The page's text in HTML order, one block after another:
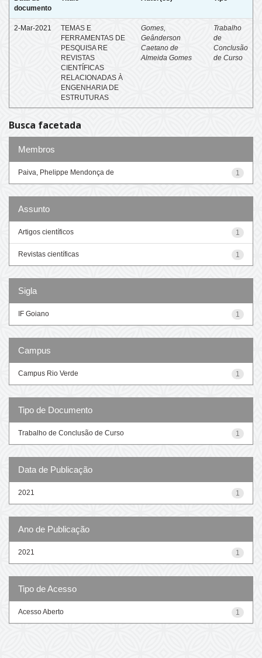
documento
2-Mar-2021
TEMAS E
FERRAMENTAS DE
PESQUISA RE
REVISTAS
CIENTÍFICAS
RELACIONADAS À
ENGENHARIA DE
ESTRUTURAS
Gomes,
Geânderson
Caetano de
Almeida Gomes
Trabalho
de
Conclusão
de Curso
Busca facetada
Membros
1
Paiva, Phelippe Mendonça de
Assunto
1
Artigos científicos
1
Revistas científicas
Sigla
1
IF Goiano
Campus
1
Campus Rio Verde
Tipo de Documento
1
Trabalho de Conclusão de Curso
Data de Publicação
1
2021
Ano de Publicação
1
2021
Tipo de Acesso
1
Acesso Aberto